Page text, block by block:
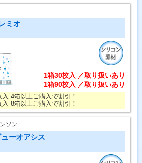
ミオ
1箱30枚入 ／取り扱いあり
1箱90枚入 ／取り扱いあり
入 4箱以上ご購入で割引！
入 8箱以上ご購入で割引！
ソン
ーオアシス